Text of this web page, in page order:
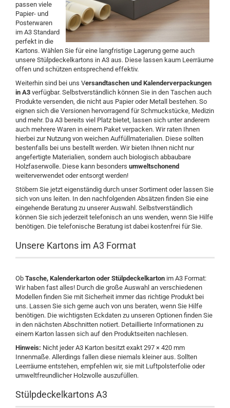
passen viele
Papier- und
Posterwaren
im A3 Standard
perfekt in die
Kartons. Wählen Sie für eine langfristige Lagerung gerne auch
unsere Stülpdeckelkartons in A3 aus. Diese lassen kaum Leerräume
offen und schützen entsprechend effektiv.
Weiterhin sind bei uns Versandtaschen und Kalenderverpackungen
in A3 verfügbar. Selbstverständlich können Sie in den Taschen auch
Produkte versenden, die nicht aus Papier oder Metall bestehen. So
eignen sich die Versionen hervorragend für Schmuckstücke, Medizin
und mehr. Da A3 bereits viel Platz bietet, lassen sich unter anderem
auch mehrere Waren in einem Paket verpacken. Wir raten Ihnen
hierbei zur Nutzung von weichen Auffüllmaterialien. Diese sollten
bestenfalls bei uns bestellt werden. Wir bieten Ihnen nicht nur
angefertigte Materialien, sondern auch biologisch abbaubare
Holzfaserwolle. Diese kann besonders umweltschonend
weiterverwendet oder entsorgt werden!
Stöbern Sie jetzt eigenständig durch unser Sortiment oder lassen Sie
sich von uns leiten. In den nachfolgenden Absätzen finden Sie eine
eingehende Beratung zu unserer Auswahl. Selbstverständlich
können Sie sich jederzeit telefonisch an uns wenden, wenn Sie Hilfe
benötigen. Die telefonische Beratung ist dabei kostenfrei für Sie.
Unsere Kartons im A3 Format
Ob Tasche, Kalenderkarton oder Stülpdeckelkarton im A3 Format:
Wir haben fast alles! Durch die große Auswahl an verschiedenen
Modellen finden Sie mit Sicherheit immer das richtige Produkt bei
uns. Lassen Sie sich gerne auch von uns beraten, wenn Sie Hilfe
benötigen. Die wichtigsten Eckdaten zu unseren Optionen finden Sie
in den nächsten Abschnitten notiert. Detaillierte Informationen zu
einem Karton lassen sich auf den Produktseiten nachlesen.
Hinweis: Nicht jeder A3 Karton besitzt exakt 297 × 420 mm
Innenmaße. Allerdings fallen diese niemals kleiner aus. Sollten
Leerräume entstehen, empfehlen wir, sie mit Luftpolsterfolie oder
umweltfreundlicher Holzwolle auszufüllen.
Stülpdeckelkartons A3